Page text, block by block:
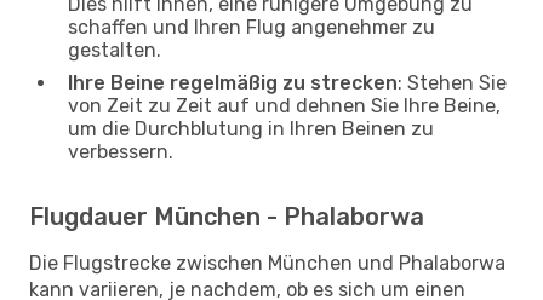
schaffen und Ihren Flug angenehmer zu
gestalten.
Ihre Beine regelmäßig zu strecken: Stehen Sie
von Zeit zu Zeit auf und dehnen Sie Ihre Beine,
um die Durchblutung in Ihren Beinen zu
verbessern.
Flugdauer München - Phalaborwa
Die Flugstrecke zwischen München und Phalaborwa
kann variieren, je nachdem, ob es sich um einen